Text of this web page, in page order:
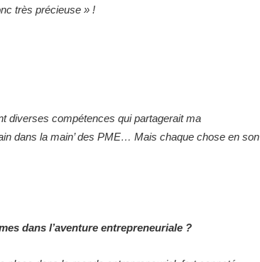
très précieuse » !
diverses compétences qui partagerait ma
dans la main’ des PME… Mais chaque chose en son
dans l’aventure entrepreneuriale ?